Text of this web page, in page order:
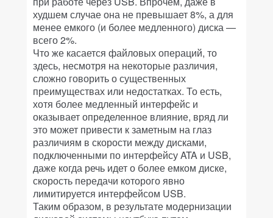
худшем случае она не превышает 8%, а для
менее емкого (и более медленного) диска —
всего 2%.
Что же касается файловых операций, то
здесь, несмотря на некоторые различия,
сложно говорить о существенных
преимуществах или недостатках. То есть,
хотя более медленный интерфейс и
оказывает определенное влияние, вряд ли
это может привести к заметным на глаз
различиям в скорости между дисками,
подключенными по интерфейсу ATA и USB,
даже когда речь идет о более емком диске,
скорость передачи которого явно
лимитируется интерфейсом USB.
Таким образом, в результате модернизации